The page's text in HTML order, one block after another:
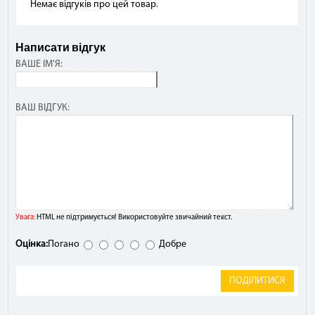
Немає відгуків про цей товар.
Написати відгук
ВАШЕ ІМ'Я:
ВАШ ВІДГУК:
Увага:HTML не підтримується! Використовуйте звичайний текст.
Оцінка:Погано Добре
ПОДІЛИТИСЯ